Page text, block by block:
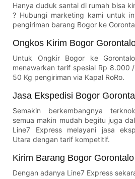
Hanya duduk santai di rumah bisa
? Hubungi marketing kami untuk
pengiriman barang Bogor ke
Ongkos Kirim Bogor
Untuk Ongkir Bogor ke
menawarkan tarif spesial Rp 8.000
50 Kg pengiriman via Kapal RoRo.
Jasa Ekspedisi Bogor
Semakin berkembangnya
semua makin mudah begitu juga
Line7 Express melayani jasa
Utara dengan tarif kompetitif.
Kirim Barang Bogor
Dengan adanya Line7 Express